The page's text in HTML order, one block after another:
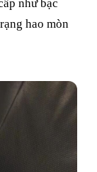
như bạc
hao mòn